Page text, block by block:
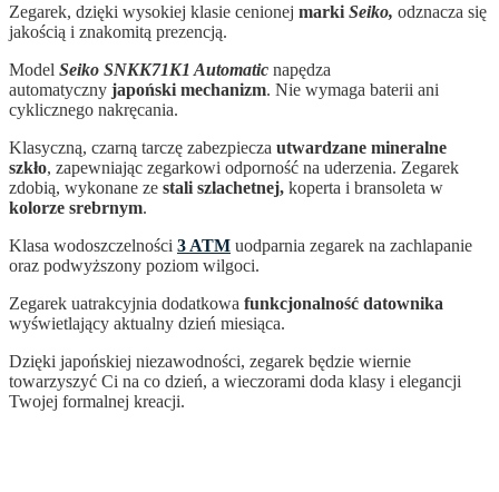
Zegarek, dzięki wysokiej klasie cenionej marki Seiko, odznacza się
jakością i znakomitą prezencją.
Model Seiko SNKK71K1 Automatic napędza
automatyczny japoński mechanizm. Nie wymaga baterii ani
cyklicznego nakręcania.
Klasyczną, czarną tarczę zabezpiecza utwardzane mineralne
szkło, zapewniając zegarkowi odporność na uderzenia. Zegarek
zdobią, wykonane ze stali szlachetnej, koperta i bransoleta w
kolorze srebrnym.
Klasa wodoszczelności 3 ATM uodparnia zegarek na zachlapanie
oraz podwyższony poziom wilgoci.
Zegarek uatrakcyjnia dodatkowa funkcjonalność datownika
wyświetlający aktualny dzień miesiąca.
Dzięki japońskiej niezawodności, zegarek będzie wiernie
towarzyszyć Ci na co dzień, a wieczorami doda klasy i elegancji
Twojej formalnej kreacji.